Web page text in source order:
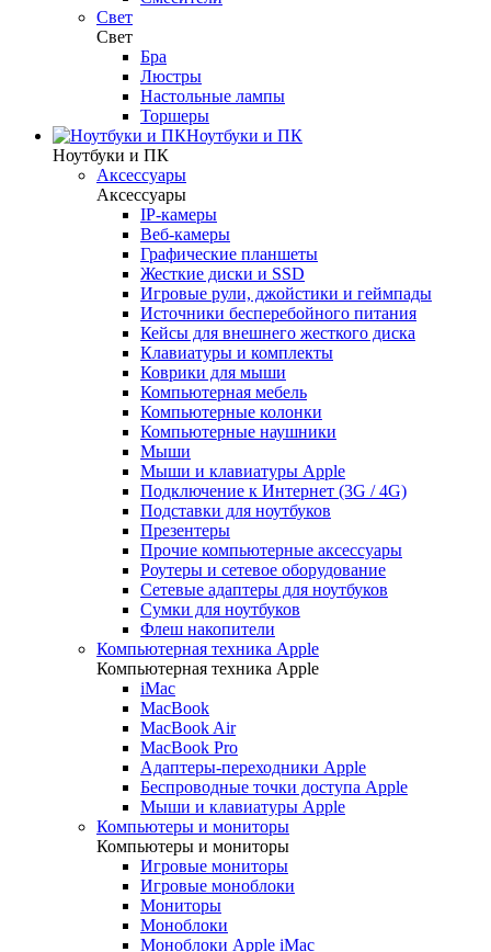
Свет
Свет
Бра
Люстры
Настольные лампы
Торшеры
Ноутбуки и ПК
Ноутбуки и ПК
Аксессуары
Аксессуары
IP-камеры
Веб-камеры
Графические планшеты
Жесткие диски и SSD
Игровые рули, джойстики и геймпады
Источники бесперебойного питания
Кейсы для внешнего жесткого диска
Клавиатуры и комплекты
Коврики для мыши
Компьютерная мебель
Компьютерные колонки
Компьютерные наушники
Мыши
Мыши и клавиатуры Apple
Подключение к Интернет (3G / 4G)
Подставки для ноутбуков
Презентеры
Прочие компьютерные аксессуары
Роутеры и сетевое оборудование
Сетевые адаптеры для ноутбуков
Сумки для ноутбуков
Флеш накопители
Компьютерная техника Apple
Компьютерная техника Apple
iMac
MacBook
MacBook Air
MacBook Pro
Адаптеры-переходники Apple
Беспроводные точки доступа Apple
Мыши и клавиатуры Apple
Компьютеры и мониторы
Компьютеры и мониторы
Игровые мониторы
Игровые моноблоки
Мониторы
Моноблоки
Моноблоки Apple iMac